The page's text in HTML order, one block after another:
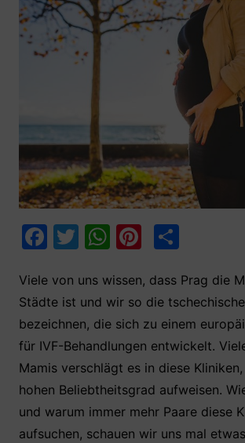
F
c
e
b
o
o
k
T
itt
er
W
at
s
A
p
p
Pi
er
e
st
T
le
n
Viele von uns wissen, dass Prag die
Städte ist und wir so die
bezeichnen, die sich zu einem
für IVF-Behandlungen entwickelt.
Mamis verschlägt es in diese
hohen Beliebtheitsgrad aufweisen.
und warum immer mehr Paare diese
aufsuchen, schauen wir uns mal